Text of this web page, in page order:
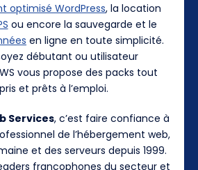
optimisé WordPress, la location
ou encore la sauvegarde et le
en ligne en toute simplicité.
débutant ou utilisateur
vous propose des packs tout
et prêts à l’emploi.
Services, c’est faire confiance à
de l’hébergement web,
et des serveurs depuis 1999.
francophones du secteur et